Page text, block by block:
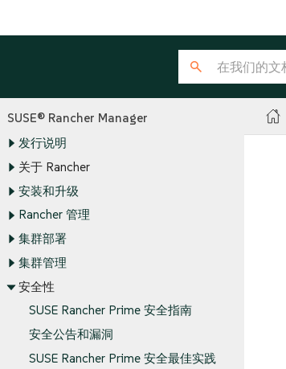
SUSE® Rancher Manager
发行说明
关于 Rancher
安装和升级
Rancher 管理
集群部署
集群管理
安全性
SUSE Rancher Prime 安全指南
安全公告和漏洞
SUSE Rancher Prime 安全最佳实践